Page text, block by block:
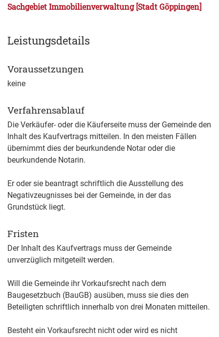
Sachgebiet Immobilienverwaltung [Stadt Göppingen]
Leistungsdetails
Voraussetzungen
keine
Verfahrensablauf
Die Verkäufer- oder die Käuferseite muss der Gemeinde den
Inhalt des Kaufvertrags mitteilen. In den meisten Fällen
übernimmt dies der beurkundende Notar oder die
beurkundende Notarin.
Er oder sie beantragt schriftlich die Ausstellung des
Negativzeugnisses bei der Gemeinde, in der das
Grundstück liegt.
Fristen
Der Inhalt des Kaufvertrags muss der Gemeinde
unverzüglich mitgeteilt werden.
Will die Gemeinde ihr Vorkaufsrecht nach dem
Baugesetzbuch (BauGB) ausüben, muss sie dies den
Beteiligten schriftlich innerhalb von drei Monaten mitteilen.
Besteht ein Vorkaufsrecht nicht oder wird es nicht